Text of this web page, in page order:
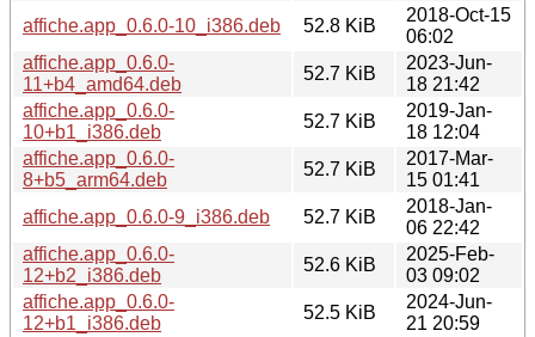
affiche.app_0.6.0-10_i386.deb
52.8 KiB
2018-Oct-15
06:02
affiche.app_0.6.0-
11+b4_amd64.deb
52.7 KiB
2023-Jun-
18 21:42
affiche.app_0.6.0-
10+b1_i386.deb
52.7 KiB
2019-Jan-
18 12:04
affiche.app_0.6.0-
8+b5_arm64.deb
52.7 KiB
2017-Mar-
15 01:41
affiche.app_0.6.0-9_i386.deb
52.7 KiB
2018-Jan-
06 22:42
affiche.app_0.6.0-
12+b2_i386.deb
52.6 KiB
2025-Feb-
03 09:02
affiche.app_0.6.0-
12+b1_i386.deb
52.5 KiB
2024-Jun-
21 20:59